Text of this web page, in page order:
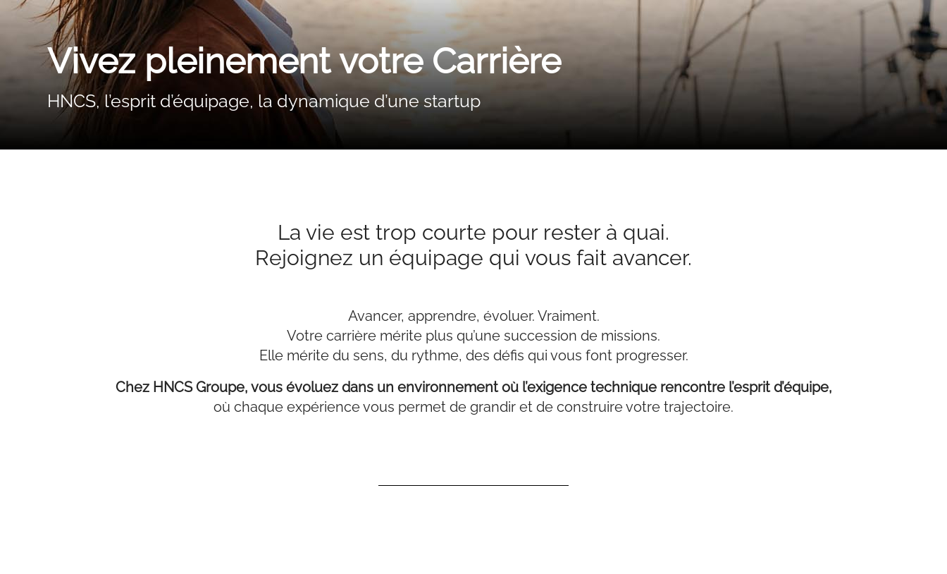
Vivez pleinement votre Carrière
HNCS, l’esprit d’équipage, la dynamique d’une startup
La vie est trop courte pour rester à quai.
Rejoignez un équipage qui vous fait avancer.
Avancer, apprendre, évoluer. Vraiment.
Votre carrière mérite plus qu’une succession de missions.
Elle mérite du sens, du rythme, des défis qui vous font progresser.
Chez HNCS Groupe, vous évoluez dans un environnement où l’exigence technique rencontre l’esprit d’équipe,
où chaque expérience vous permet de grandir et de construire votre trajectoire.